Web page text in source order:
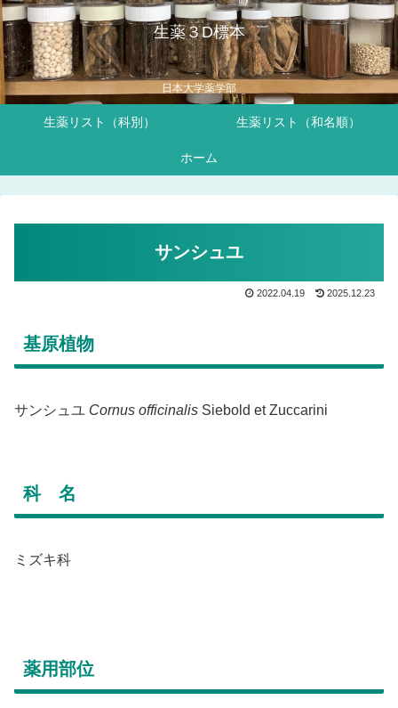
生薬３D標本
日本大学薬学部
生薬リスト（科別） 生薬リスト（和名順）
ホーム
サンシュユ
2022.04.19 2025.12.23
基原植物
サンシュユ Cornus officinalis Siebold et Zuccarini
科 名
ミズキ科
薬用部位